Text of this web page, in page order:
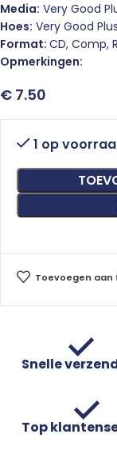
Media: Very Good
Hoes: Very Good
Format: CD, Comp,
Opmerkingen:
€ 7.50
1 op
Toevoegen
Snelle
Top